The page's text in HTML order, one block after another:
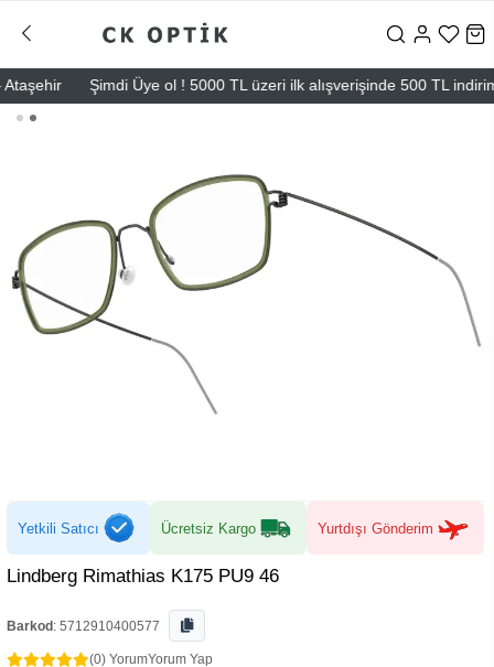
Şimdi Üye ol ! 5000 TL üzeri ilk alışverişinde 500 TL indirim
Yetkili Satıcı Ücretsiz Kargo Yurtdışı Gönderim
Lindberg Rimathias K175 PU9 46
Barkod : 5712910400577
(0) YorumYorum Yap